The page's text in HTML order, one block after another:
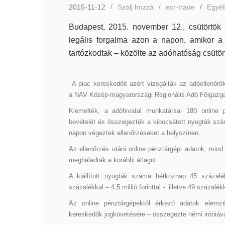
2015-11-12 Szólj hozzá ecr-trade
Budapest, 2015. november 12.,
legális forgalma azon a napon, amikor
tartózkodtak – közölte az adóhatóság
A piac kereskedőit azért vizsgálták az
a NAV Közép-magyarországi Regionális Adó
Kiemelték, a adóhivatal munkatársai 180
bevételét és összegezték a kibocsátott nyugták
napon végeztek ellenőrzéseket a helyszínen.
Az ellenőrzés utáni online pénztárgépi adatok,
meghaladták a korábbi átlagot.
A kiállított nyugták száma hétköznap 45
százalékkal – 4,5 millió forinttal -, illetve 49
Az online pénztárgépektől érkező adatok
kereskedők jogkövetésére – összegezte némi